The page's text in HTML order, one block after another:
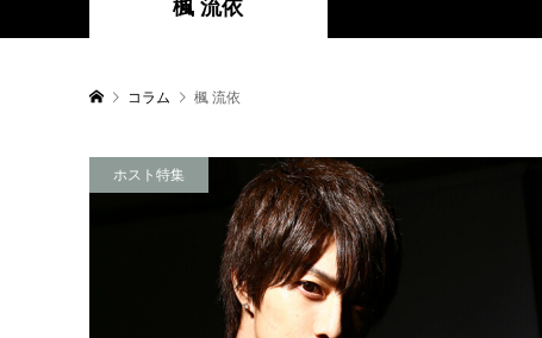
楓 流依
コラム 楓 流依
ホスト特集